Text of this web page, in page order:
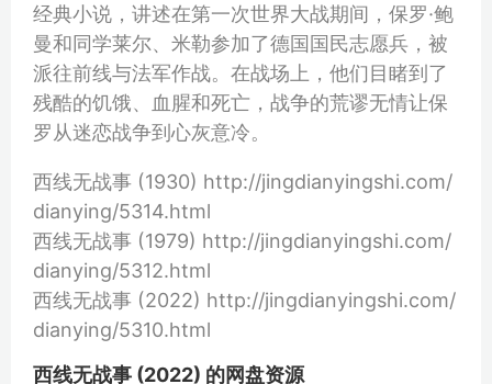
经典小说，讲述在第一次世界大战期间，保罗·鲍
曼和同学莱尔、米勒参加了德国国民志愿兵，被
派往前线与法军作战。在战场上，他们目睹到了
残酷的饥饿、血腥和死亡，战争的荒谬无情让保
罗从迷恋战争到心灰意冷。
西线无战事 (1930) http://jingdianyingshi.com/
dianying/5314.html
西线无战事 (1979) http://jingdianyingshi.com/
dianying/5312.html
西线无战事 (2022) http://jingdianyingshi.com/
dianying/5310.html
西线无战事 (2022) 的网盘资源